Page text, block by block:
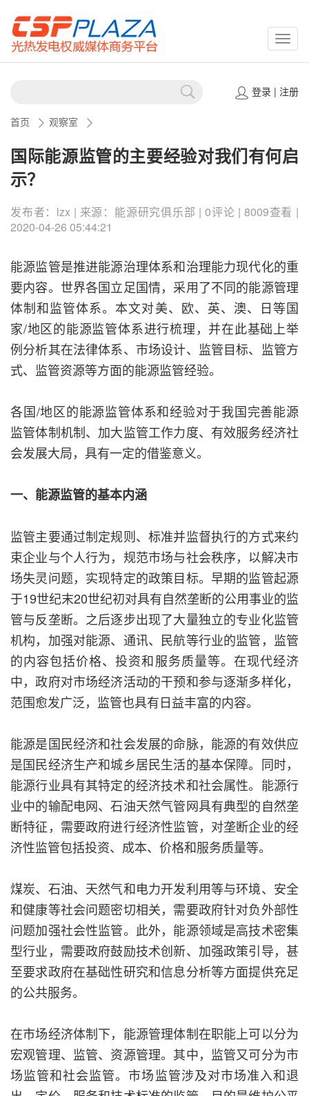
登录| 注册
首页 观察室
国际能源监管的主要经验对我们有何启
示？
发布者：lzx | 来源：能源研究俱乐部 | 0评论 | 8009查看 |
2020-04-26 05:44:21
能源监管是推进能源治理体系和治理能力现代化的重
要内容。世界各国立足国情，采用了不同的能源管理
体制和监管体系。本文对美、欧、英、澳、日等国
家/地区的能源监管体系进行梳理，并在此基础上举
例分析其在法律体系、市场设计、监管目标、监管方
式、监管资源等方面的能源监管经验。
各国/地区的能源监管体系和经验对于我国完善能源
监管体制机制、加大监管工作力度、有效服务经济社
会发展大局，具有一定的借鉴意义。
一、能源监管的基本内涵
监管主要通过制定规则、标准并监督执行的方式来约
束企业与个人行为，规范市场与社会秩序，以解决市
场失灵问题，实现特定的政策目标。早期的监管起源
于19世纪末20世纪初对具有自然垄断的公用事业的监
管与反垄断。之后逐步出现了大量独立的专业化监管
机构，加强对能源、通讯、民航等行业的监管，监管
的内容包括价格、投资和服务质量等。在现代经济
中，政府对市场经济活动的干预和参与逐渐多样化，
范围愈发广泛，监管也具有日益丰富的内容。
能源是国民经济和社会发展的命脉，能源的有效供应
是国民经济生产和城乡居民生活的基本保障。同时，
能源行业具有其特定的经济技术和社会属性。能源行
业中的输配电网、石油天然气管网具有典型的自然垄
断特征，需要政府进行经济性监管，对垄断企业的经
济性监管包括投资、成本、价格和服务质量等。
煤炭、石油、天然气和电力开发利用等与环境、安全
和健康等社会问题密切相关，需要政府针对负外部性
问题加强社会性监管。此外，能源领域是高技术密集
型行业，需要政府鼓励技术创新、加强政策引导，甚
至要求政府在基础性研究和信息分析等方面提供充足
的公共服务。
在市场经济体制下，能源管理体制在职能上可以分为
宏观管理、监管、资源管理。其中，监管又可分为市
场监管和社会监管。市场监管涉及对市场准入和退